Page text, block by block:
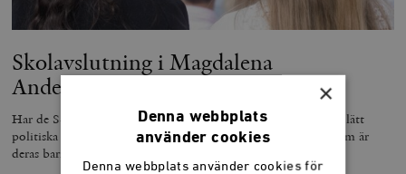
Skolavslutning i Magdalena
Anderssons hjärtland
Har de S-röstande mammorna på skolgården funderat på hur lätt
politiska beslut kan trasa sönder den trygghet och studiero som är
deras barns vardag?
×
Denna webbplats
använder cookies
Denna webbplats använder cookies för